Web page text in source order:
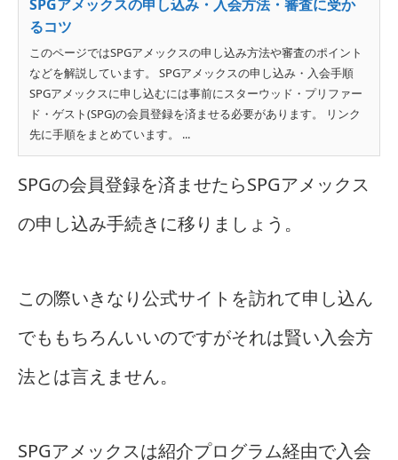
SPGアメックスの申し込み・入会方法・審査に受か
るコツ
このページではSPGアメックスの申し込み方法や審査のポイント
などを解説しています。 SPGアメックスの申し込み・入会手順
SPGアメックスに申し込むには事前にスターウッド・プリファー
ド・ゲスト(SPG)の会員登録を済ませる必要があります。 リンク
先に手順をまとめています。 ...
SPGの会員登録を済ませたらSPGアメックス
の申し込み手続きに移りましょう。
この際いきなり公式サイトを訪れて申し込ん
でももちろんいいのですがそれは賢い入会方
法とは言えません。
SPGアメックスは紹介プログラム経由で入会